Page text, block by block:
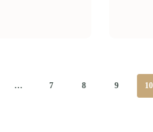
… 7 8 9 10